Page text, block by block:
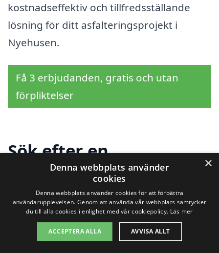
kostnadseffektiv och tillfredsställande
lösning för ditt asfalteringsprojekt i
Nyehusen.
Få 3 erbjudanden, gratis och utan
förpliktelser
Sök efter en
professionell för
asfaltering i andra
städer nära Nyehusen
×
Denna webbplats använder
cookies
Denna webbplats använder cookies för att förbättra
användarupplevelsen. Genom att använda vår webbplats samtycker
du till alla cookies i enlighet med vår cookiepolicy. Läs mer
ACCEPTERA ALLA AVVISA ALLT